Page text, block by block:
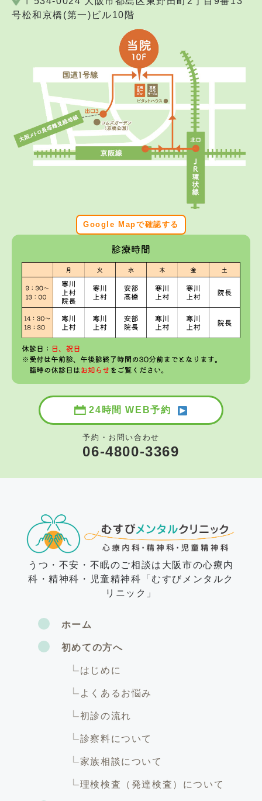
号松和京橋(第一)ビル10階
Google Mapで確認する
24時間 WEB予約
予約・お問い合わせ
06-4800-3369
うつ・不安・不眠のご相談は大阪市の心療内
科・精神科・児童精神科「むすびメンタルク
リニック」
ホーム
初めての方へ
はじめに
よくあるお悩み
初診の流れ
診察料について
家族相談について
理検検査（発達検査）について